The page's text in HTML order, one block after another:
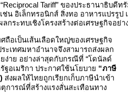
Tariff” ของประธานาธิบดี
ช่น อิเล็กทรอนิกส์ สิ่งทอ อาหารแปรรู
กระทบเชิงโครงสร้างต่อเศรษฐกิจอย่
ถือเป็นเส้นเลือดใหญ่ของเศรษฐกิจ
ะเทศมหาอำนาจจึงสามารถส่งผลก
ง่าย อย่างล่าสุดกับกรณีที่ “โดนัลด์
อเมริกา ประกาศใช้นโยบาย “ภาษี
ส่งผลให้ไทยถูกเรียกเก็บภาษีนำเข้า
ตุการณ์ที่สร้างแรงสั่นสะเทือนทาง